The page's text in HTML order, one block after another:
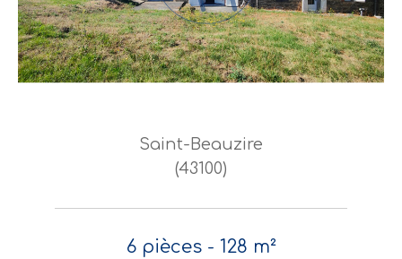
Saint-Beauzire
(43100)
6 pièces - 128 m²